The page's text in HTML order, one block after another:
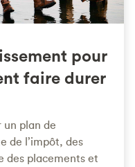
pour
faire durer
plan de
de l’impôt, des
des placements et